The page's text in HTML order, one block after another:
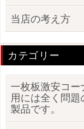
当店の考え方
カテゴリー
一枚板激安コー
用には全く問題
製品です。